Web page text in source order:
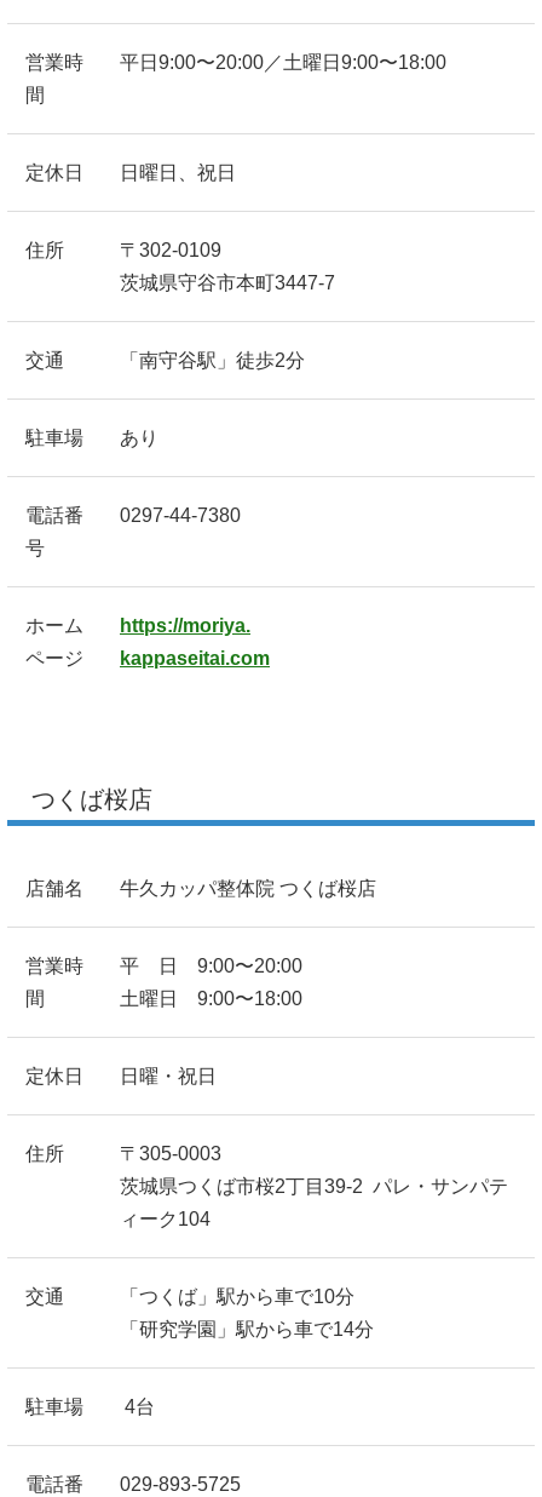
営業時
間
平日9:00〜20:00／土曜日9:00〜18:00
定休日 日曜日、祝日
住所
〒302-0109
茨城県守谷市本町3447-7
交通 「南守谷駅」徒歩2分
駐車場 あり
電話番
号
0297-44-7380
ホーム
ページ
https://moriya.
kappaseitai.com
つくば桜店
店舗名 牛久カッパ整体院 つくば桜店
営業時
間
平 日 9:00〜20:00
土曜日 9:00〜18:00
定休日 日曜・祝日
住所
〒305-0003
茨城県つくば市桜2丁目39-2 パレ・サンパテ
ィーク104
交通
「つくば」駅から車で10分
「研究学園」駅から車で14分
駐車場 4台
電話番
029-893-5725